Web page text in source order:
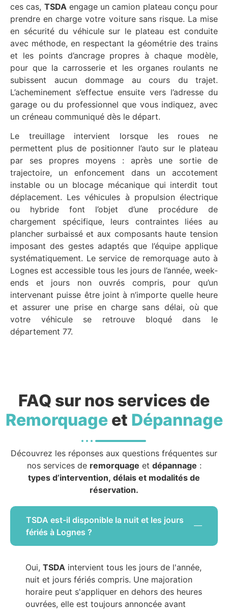
ces cas, TSDAengage un camion plateau conçu pour
prendre en charge votre voiture sans risque. La mise
en sécurité du véhicule sur le plateau est conduite
avec méthode, en respectant la géométrie des trains
et les points d’ancrage propres à chaque modèle,
pour que la carrosserie et les organes roulants ne
subissent aucun dommage au cours du trajet.
L’acheminement s’effectue ensuite vers l’adresse du
garage ou du professionnel que vous indiquez, avec
un créneau communiqué dès le départ.
Le treuillage intervient lorsque les roues ne
permettent plus de positionner l’auto sur le plateau
par ses propres moyens : après une sortie de
trajectoire, un enfoncement dans un accotement
instable ou un blocage mécanique qui interdit tout
déplacement. Les véhicules à propulsion électrique
ou hybride font l’objet d’une procédure de
chargement spécifique, leurs contraintes liées au
plancher surbaissé et aux composants haute tension
imposant des gestes adaptés que l’équipe applique
systématiquement. Le service de remorquage auto à
Lognes est accessible tous les jours de l’année, week-
ends et jours non ouvrés compris, pour qu’un
intervenant puisse être joint à n’importe quelle heure
et assurer une prise en charge sans délai, où que
votre véhicule se retrouve bloqué dans le
département 77.
FAQ sur nos services de
Remorquageet Dépannage
Découvrez les réponses aux questions fréquentes sur
nos services de remorquage et dépannage :
types d’intervention, délais et modalités de
réservation.
TSDA est-il disponible la nuit et les jours
fériés à Lognes ?
Oui, TSDA intervient tous les jours de l'année,
nuit et jours fériés compris. Une majoration
horaire peut s'appliquer en dehors des heures
ouvrées, elle est toujours annoncée avant